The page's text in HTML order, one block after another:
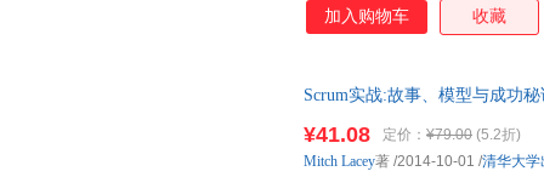
加入购物车 收藏
Scrum实战:故事、模型与成功
准。（书名没写全多少册的均
¥41.08 定价： ¥79.00 (5.2折)
Mitch Lacey著 /2014-10-01 /清华大学